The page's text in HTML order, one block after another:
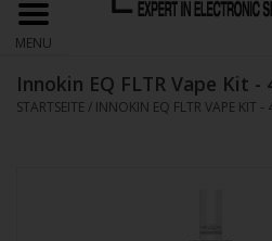
MENU
Innokin EQ FLTR Vape Kit -
STARTSEITE / INNOKIN EQ FLTR VAPE KIT -